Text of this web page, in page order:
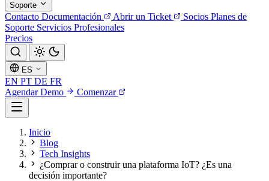
Soporte
Contacto Documentación Abrir un Ticket Socios Planes de
Soporte Servicios Profesionales
Precios
ES
EN PT DE FR
Agendar Demo
Comenzar
Inicio
Blog
Tech Insights
¿Comprar o construir una plataforma IoT? ¿Es una
decisión importante?